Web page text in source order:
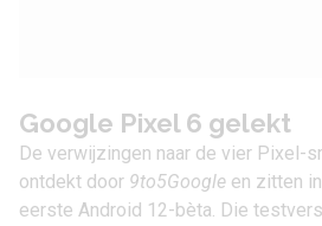
Google Pixel 6 gelekt
De verwijzingen naar de vier Pixel-
ontdekt door 9to5Google en zitten
eerste Android 12-bèta. Die